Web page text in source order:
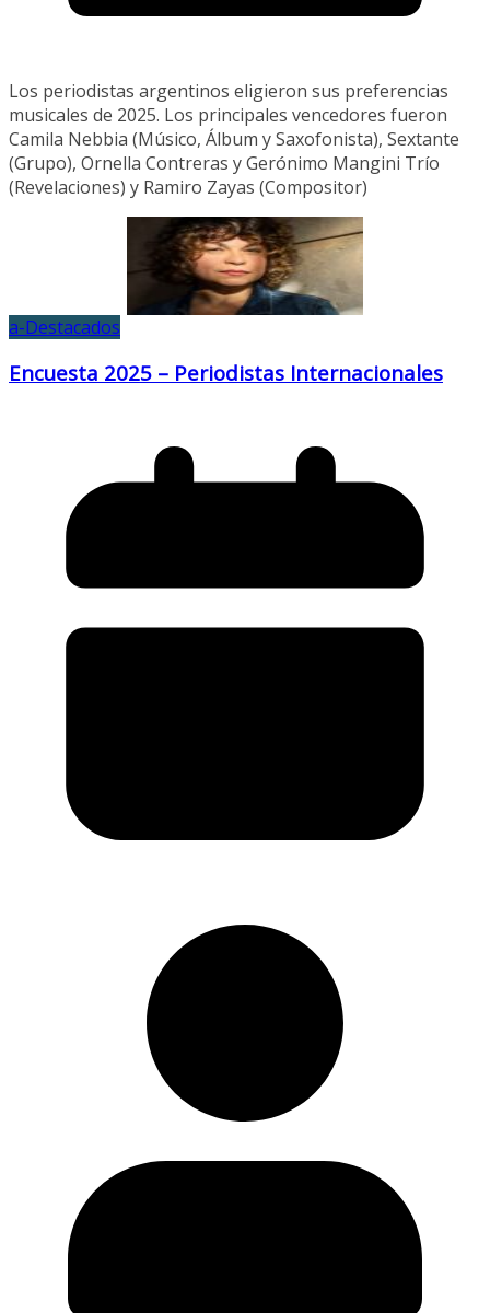
Los periodistas argentinos eligieron sus preferencias
musicales de 2025. Los principales vencedores fueron
Camila Nebbia (Músico, Álbum y Saxofonista), Sextante
(Grupo), Ornella Contreras y Gerónimo Mangini Trío
(Revelaciones) y Ramiro Zayas (Compositor)
a-Destacados
Encuesta 2025 – Periodistas Internacionales